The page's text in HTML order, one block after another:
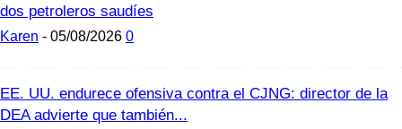
dos petroleros saudíes
Karen - 05/08/2026 0
EE. UU. endurece ofensiva contra el CJNG: director de la
DEA advierte que también...